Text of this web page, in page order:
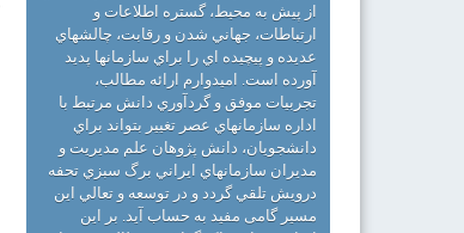
از پيش به محيط، گستره اطلاعات و
ارتباطات، جهاني شدن و رقابت، چالشهاي
عديده و پيچيده اي را براي سازمانها پديد
آورده است. اميدوارم ارائه مطالب،
تجربيات موفق و گردآوري دانش مرتبط با
اداره سازمانهاي عصر تغيير بتواند براي
دانشجويان، دانش پژوهان علم مديريت و
مديران سازمانهاي ايراني برگ سبزي تحفه
درويش تلقي گردد و در توسعه و تعالي اين
مسير گامی مفيد به حساب آید. بر اين